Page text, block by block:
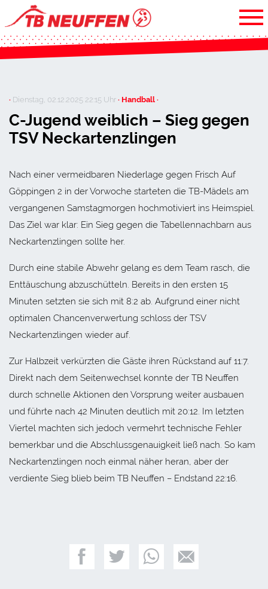
· Dienstag, 02.12.2025 22:15 Uhr· Handball ·
C-Jugend weiblich – Sieg gegen
TSV Neckartenzlingen
Nach einer vermeidbaren Niederlage gegen Frisch Auf
Göppingen 2 in der Vorwoche starteten die TB-Mädels am
vergangenen Samstagmorgen hochmotiviert ins Heimspiel.
Das Ziel war klar: Ein Sieg gegen die Tabellennachbarn aus
Neckartenzlingen sollte her.
Durch eine stabile Abwehr gelang es dem Team rasch, die
Enttäuschung abzuschütteln. Bereits in den ersten 15
Minuten setzten sie sich mit 8:2 ab. Aufgrund einer nicht
optimalen Chancenverwertung schloss der TSV
Neckartenzlingen wieder auf.
Zur Halbzeit verkürzten die Gäste ihren Rückstand auf 11:7.
Direkt nach dem Seitenwechsel konnte der TB Neuffen
durch schnelle Aktionen den Vorsprung weiter ausbauen
und führte nach 42 Minuten deutlich mit 20:12. Im letzten
Viertel machten sich jedoch vermehrt technische Fehler
bemerkbar und die Abschlussgenauigkeit ließ nach. So kam
Neckartenzlingen noch einmal näher heran, aber der
verdiente Sieg blieb beim TB Neuffen – Endstand 22:16.